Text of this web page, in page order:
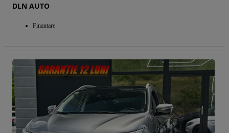
DLN AUTO
Finantare